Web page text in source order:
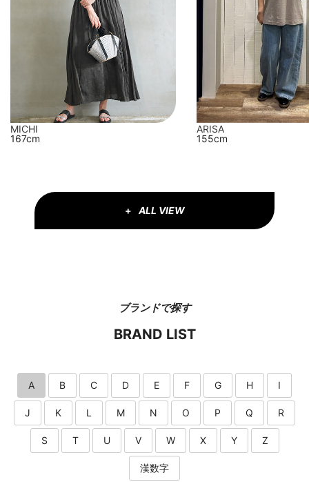
MICHI
167cm
ARISA
155cm
ALL VIEW
ブランドで探す
BRAND LIST
A B C D E F G H I
J K L M N O P Q R
S T U V W X Y Z
漢数字